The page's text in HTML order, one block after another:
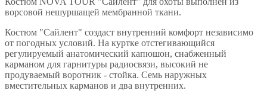
ворсовой нешуршащей мембранной ткани.
Костюм "Сайлент" создаст внутренний комфорт независимо
от погодных условий. На куртке отстегивающийся
регулируемый анатомический капюшон, снабженный
карманом для гарнитуры радиосвязи, высокий не
продуваемый воротник - стойка. Семь наружных
вместительных карманов и два внутренних.